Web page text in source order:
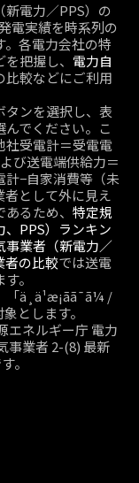
電力／PPS）の
の発電実績を時系列の
。各電力会社の特
把握し、 電力自
比較などにご利用
タンを選択し、表
でください。こ
社受電計＝受電電
び送電端供給力＝
−自家消費等（未
として外に見え
るため、 特定規
、PPS）ランキン
事業者（新電力／
者の比較では送電
。
/
象とします。
エネルギー庁 電力
事業者 2-(8) 最新
。